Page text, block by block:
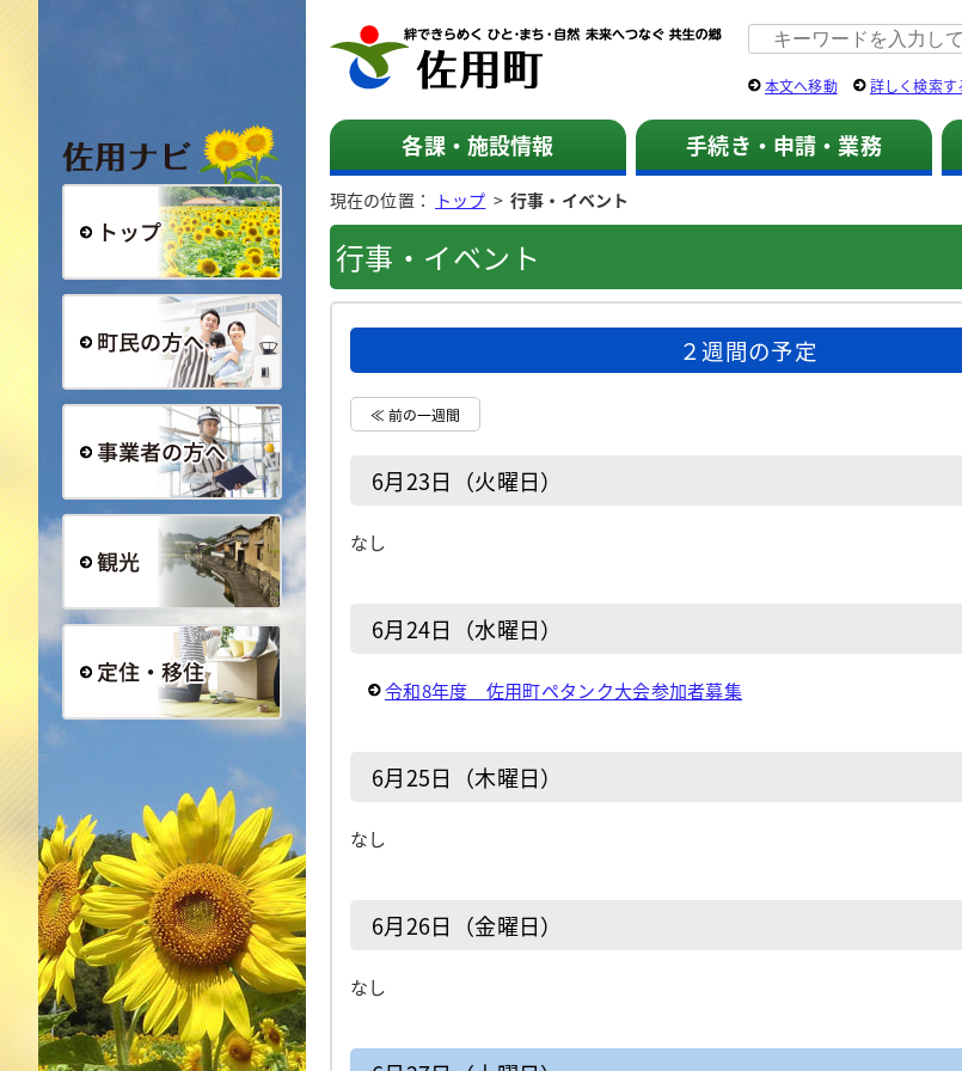
総合トップ
町民の方へ
事業者の方へ
定住・移住
佐用町 公式ホームページ
本文へ移動 詳しく検索す
各課・施設情報 手続き・申請・業務
現在の位置： トップ >行事・イベント
行事・イベント
２週間の予定
≪ 前の一週間
6月23日（火曜日）
なし
6月24日（水曜日）
令和8年度 佐用町ペタンク大会参加者募集
6月25日（木曜日）
なし
6月26日（金曜日）
なし